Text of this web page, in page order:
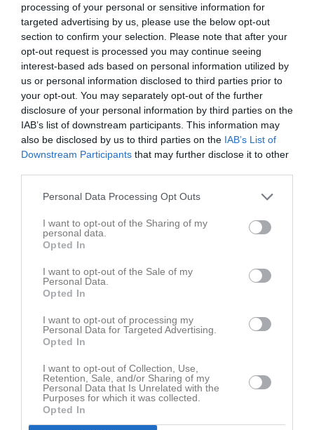
processing of your personal or sensitive information for
targeted advertising by us, please use the below opt-out
section to confirm your selection. Please note that after your
opt-out request is processed you may continue seeing
interest-based ads based on personal information utilized by
us or personal information disclosed to third parties prior to
your opt-out. You may separately opt-out of the further
disclosure of your personal information by third parties on the
IAB’s list of downstream participants. This information may
also be disclosed by us to third parties on the IAB’s List of
Downstream Participants that may further disclose it to other
Personal Data Processing Opt Outs
I want to opt-out of the Sharing of my
personal data.
Opted In
I want to opt-out of the Sale of my
Personal Data.
Opted In
I want to opt-out of processing my
Personal Data for Targeted Advertising.
Opted In
I want to opt-out of Collection, Use,
Retention, Sale, and/or Sharing of my
Personal Data that Is Unrelated with the
Purposes for which it was collected.
Opted In
Senast uppladdade video
Hej allihopa! Här kommer en video av avslutning...
Senast uppdaterade album
Inget album finns skapat